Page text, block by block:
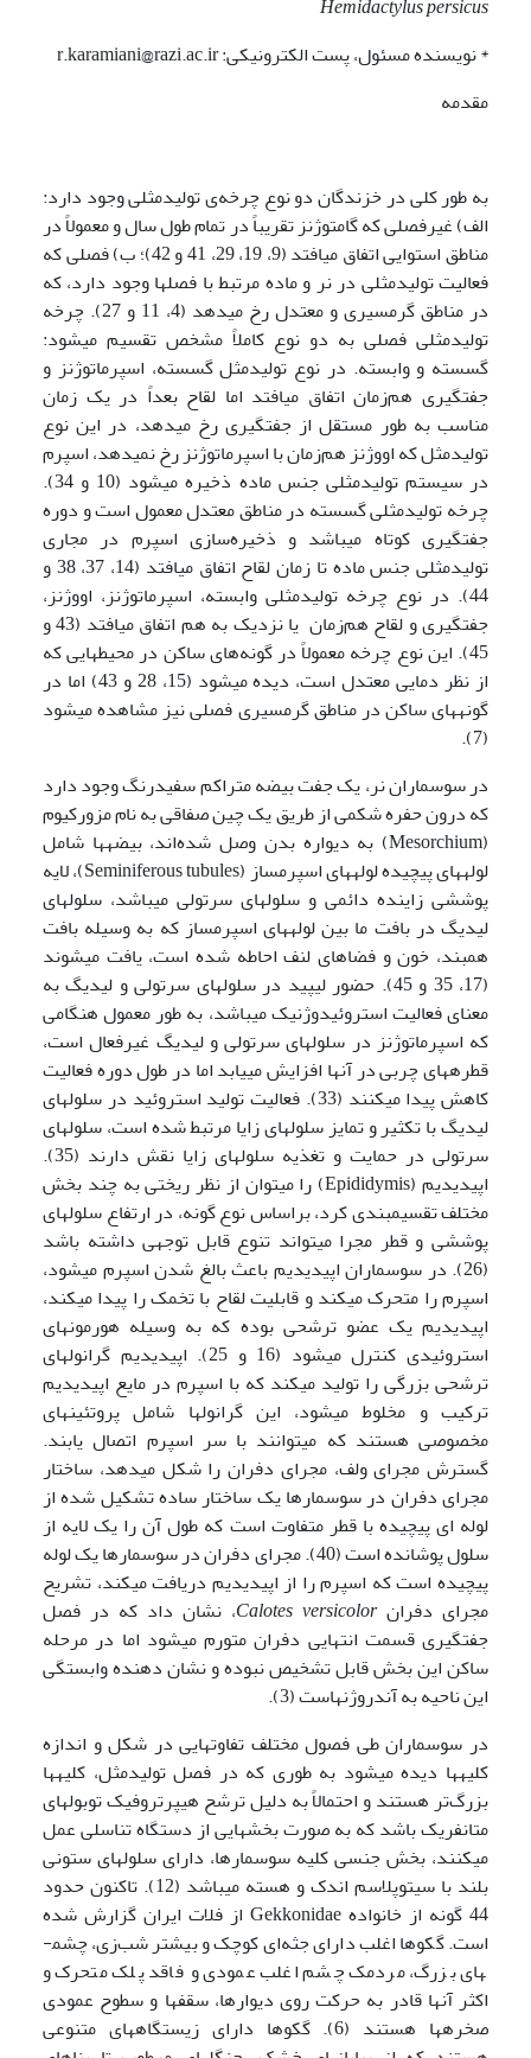
* نویسنده مسئول، پست الکترونیکی: r.karamiani@razi.ac.ir
مقدمه
به طور کلی در خزندگان دو نوع چرخه‌ی تولیدمثلی وجود دارد:
الف) غیرفصلی که گامتوژنز تقریباً در تمام طول سال و معمولاً در
مناطق استوایی اتفاق می­افتد (9، 19، 29، 41 و 42)؛ ب) فصلی که
فعالیت تولیدمثلی در نر و ماده مرتبط با فصل­ها وجود دارد، که
در مناطق گرمسیری و معتدل رخ می­دهد (4، 11 و 27). چرخه
تولیدمثلی فصلی به دو نوع کاملاً مشخص تقسیم می­شود:
گسسته و وابسته. در نوع تولیدمثل گسسته، اسپرماتوژنز و
جفتگیری هم‌زمان اتفاق می­افتد اما لقاح بعداً در یک زمان
مناسب به طور مستقل از جفتگیری رخ می­دهد، در این نوع
تولیدمثل که اووژنز هم‌زمان با اسپرماتوژنز رخ نمی­دهد، اسپرم
در سیستم تولیدمثلی جنس ماده ذخیره می­شود (10 و 34).
چرخه تولیدمثلی گسسته در مناطق معتدل معمول است و دوره
جفتگیری کوتاه می­باشد و ذخیره‌سازی اسپرم در مجاری
تولیدمثلی جنس ماده تا زمان لقاح اتفاق می­افتد (14، 37، 38 و
44). در نوع چرخه تولیدمثلی وابسته، اسپرماتوژنز، اووژنز،
جفتگیری و لقاح هم‌زمان یا نزدیک به هم اتفاق می­افتد (43 و
45). این نوع چرخه معمولاً در گونه‌های ساکن در محیط­هایی که
از نظر دمایی معتدل است، دیده می­شود (15، 28 و 43) اما در
گونه­های ساکن در مناطق گرمسیری فصلی نیز مشاهده می­شود
(7).
در سوسماران نر، یک جفت بیضه متراکم سفیدرنگ وجود دارد
که درون حفره شکمی از طریق یک چین صفاقی به نام مزورکیوم
(Mesorchium) به دیواره بدن وصل شده‌اند، بیضه­ها شامل
لوله­های پیچیده لوله­های اسپرم­ساز (Seminiferous tubules)، لایه
پوششی زاینده دائمی و سلول­های سرتولی می­باشد، سلول­های
لیدیگ در بافت ما بین لوله­های اسپرم­ساز که به وسیله بافت
همبند، خون و فضاهای لنف احاطه شده است، یافت می­شوند
(17، 35 و 45). حضور لیپید در سلول­های سرتولی و لیدیگ به
معنای فعالیت استروئیدوژنیک می­باشد، به طور معمول هنگامی
که اسپرماتوژنز در سلول­های سرتولی و لیدیگ غیرفعال است،
قطره­های چربی در آن­ها افزایش می­یابد اما در طول دوره فعالیت
کاهش پیدا می­کنند (33). فعالیت تولید استروئید در سلول­های
لیدیگ با تکثیر و تمایز سلول­های زایا مرتبط شده است، سلول­های
سرتولی در حمایت و تغذیه سلول­های زایا نقش دارند (35).
اپیدیدیم (Epididymis) را می­توان از نظر ریختی به چند بخش
مختلف تقسیم­بندی کرد، براساس نوع گونه، در ارتفاع سلول­های
پوششی و قطر مجرا می­تواند تنوع قابل توجهی داشته باشد
(26). در سوسماران اپیدیدیم باعث بالغ شدن اسپرم می­شود،
اسپرم را متحرک می­کند و قابلیت لقاح با تخمک را پیدا می­کند،
اپیدیدیم یک عضو ترشحی بوده که به وسیله هورمون­های
استروئیدی کنترل می­شود (16 و 25). اپیدیدیم گرانول­های
ترشحی بزرگی را تولید می­کند که با اسپرم در مایع اپیدیدیم
ترکیب و مخلوط می­شود، این گرانول­ها شامل پروتئین­های
مخصوصی هستند که می­توانند با سر اسپرم اتصال یابند.
گسترش مجرای ولف، مجرای دفران را شکل می­دهد، ساختار
مجرای دفران در سوسمارها یک ساختار ساده تشکیل شده از
لوله ای پیچیده با قطر متفاوت است که طول آن را یک لایه از
سلول پوشانده است (40). مجرای دفران در سوسمارها یک لوله
پیچیده است که اسپرم را از اپیدیدیم دریافت می­کند، تشریح
مجرای دفرانCalotes versicolor، نشان داد که در فصل
جفتگیری قسمت انتهایی دفران متورم می­شود اما در مرحله
ساکن این بخش قابل تشخیص نبوده و نشان دهنده وابستگی
این ناحیه به آندروژن­هاست (3).
در سوسماران طی فصول مختلف تفاوت­هایی در شکل و اندازه
کلیه­ها دیده می­شود به طوری که در فصل تولیدمثل، کلیه­ها
بزرگ‌تر هستند و احتمالاً به دلیل ترشح هیپرتروفیک توبول­های
متانفریک باشد که به صورت بخش­هایی از دستگاه تناسلی عمل
می­کنند، بخش جنسی کلیه سوسمارها، دارای سلول­های ستونی
بلند با سیتوپلاسم اندک و هسته می­باشد (12). تاکنون حدود
44 گونه از خانواده Gekkonidae از فلات ایران گزارش شده
است. گکوها اغلب دارای جثه‌ای کوچک و بیشتر شب‌زی، چشم­
های بزرگ، مردمک چشم اغلب عمودی و فاقد پلک متحرک و
اکثر آن­ها قادر به حرکت روی دیوارها، سقف­ها و سطوح عمودی
صخره­ها هستند (6). گکوها دارای زیستگاه­های متنوعی